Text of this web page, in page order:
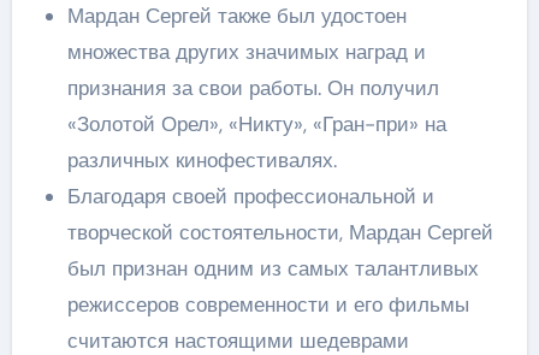
Мардан Сергей также был удостоен
множества других значимых наград и
признания за свои работы. Он получил
«Золотой Орел», «Никту», «Гран-при» на
различных кинофестивалях.
Благодаря своей профессиональной и
творческой состоятельности, Мардан Сергей
был признан одним из самых талантливых
режиссеров современности и его фильмы
считаются настоящими шедеврами